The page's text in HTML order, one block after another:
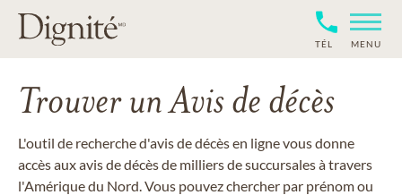
TÉL MENU
Trouver un Avis de décès
L'outil de recherche d'avis de décès en ligne vous donne
accès aux avis de décès de milliers de succursales à travers
l'Amérique du Nord. Vous pouvez chercher par prénom ou